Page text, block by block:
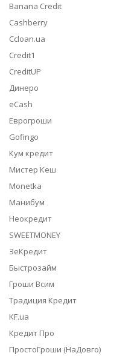
Banana Credit
Cashberry
Ccloan.ua
Credit1
CreditUP
Динеро
eCash
Еврогроши
Gofingo
Кум кредит
Мистер Кеш
Monetka
Манибум
Неокредит
SWEETMONEY
ЗеКредит
Быстрозайм
Гроши Всим
Традиция Кредит
KF.ua
Кредит Про
ПростоГроши (НаДовго)